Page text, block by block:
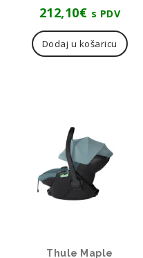
212,10€ s PDV
Dodaj u košaricu
Thule Maple